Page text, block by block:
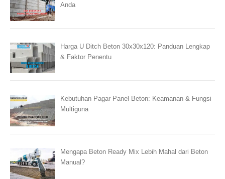
Anda
Harga U Ditch Beton 30x30x120: Panduan Lengkap
& Faktor Penentu
Kebutuhan Pagar Panel Beton: Keamanan & Fungsi
Multiguna
Mengapa Beton Ready Mix Lebih Mahal dari Beton
Manual?